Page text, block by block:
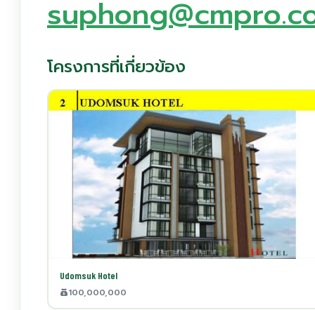
โครงการที่เกี่ยวข้อง
Udomsuk Hotel
100,000,000